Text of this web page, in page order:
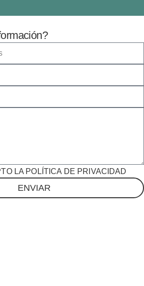
LA POLÍTICA DE PRIVACIDAD
ENVIAR